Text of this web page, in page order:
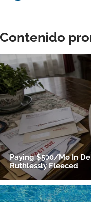
Gracias por